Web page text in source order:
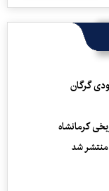
گرگان
کرمانشاه
منتشر شد